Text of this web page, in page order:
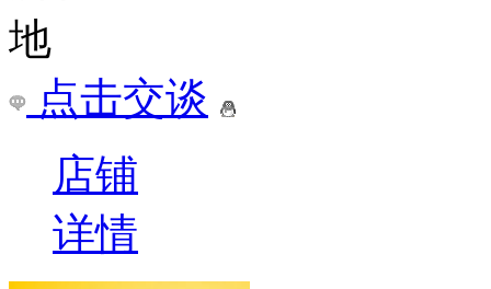
点击交谈
店铺
详情